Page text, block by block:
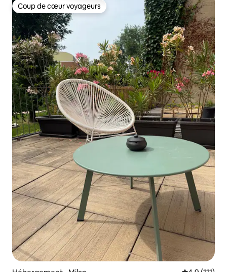
Coup de cœur voyageurs
Coup de cœur voyageurs